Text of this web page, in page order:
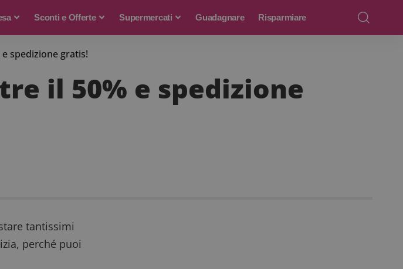
Sconti e Offerte Supermercati Guadagnare Risparmiare
spedizione gratis!
il 50% e spedizione
tantissimi
perché puoi